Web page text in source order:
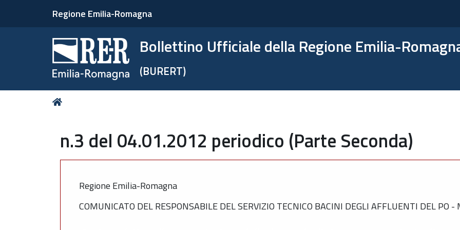
Regione Emilia-Romagna
Bollettino Ufficiale della Regione Emilia-
(BURERT)
Tu
n.3 del 04.01.2012 periodico (Parte Seconda)
Regione Emilia-Romagna
COMUNICATO DEL RESPONSABILE DEL SERVIZIO TECNICO BACINI DEGLI AFFLUENTI DEL PO -